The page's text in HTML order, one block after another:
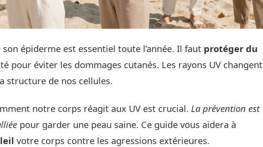
épiderme est essentiel toute l’année. Il faut protéger du
pour éviter les dommages cutanés. Les rayons UV changent
structure de nos cellules.
notre corps réagit aux UV est crucial. La prévention est
pour garder une peau saine. Ce guide vous aidera à
votre corps contre les agressions extérieures.